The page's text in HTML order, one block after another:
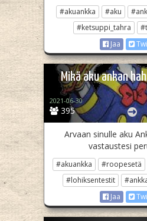
#akuankka #aku
#ketsuppi_tahra
Jaa
Mikä aku ankan
395
2021-06-30
Arvaan sinulle aku
vastaustesi
#akuankka #roopesetä
#lohiksentestit
Jaa